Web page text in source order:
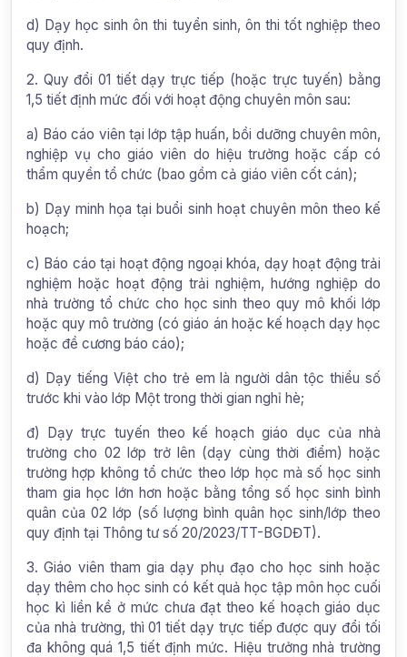
d) Dạy học sinh ôn thi tuyển sinh, ôn thi tốt nghiệp theo
quy định.
2. Quy đổi 01 tiết dạy trực tiếp (hoặc trực tuyến) bằng
1,5 tiết định mức đối với hoạt động chuyên môn sau:
a) Báo cáo viên tại lớp tập huấn, bồi dưỡng chuyên môn,
nghiệp vụ cho giáo viên do hiệu trưởng hoặc cấp có
thẩm quyền tổ chức (bao gồm cả giáo viên cốt cán);
b) Dạy minh họa tại buổi sinh hoạt chuyên môn theo kế
hoạch;
c) Báo cáo tại hoạt động ngoại khóa, dạy hoạt động trải
nghiệm hoặc hoạt động trải nghiệm, hướng nghiệp do
nhà trường tổ chức cho học sinh theo quy mô khối lớp
hoặc quy mô trường (có giáo án hoặc kế hoạch dạy học
hoặc đề cương báo cáo);
d) Dạy tiếng Việt cho trẻ em là người dân tộc thiểu số
trước khi vào lớp Một trong thời gian nghỉ hè;
đ) Dạy trực tuyến theo kế hoạch giáo dục của nhà
trường cho 02 lớp trở lên (dạy cùng thời điểm) hoặc
trường hợp không tổ chức theo lớp học mà số học sinh
tham gia học lớn hơn hoặc bằng tổng số học sinh bình
quân của 02 lớp (số lượng bình quân học sinh/lớp theo
quy định tại Thông tư số 20/2023/TT-BGDĐT).
3. Giáo viên tham gia dạy phụ đạo cho học sinh hoặc
dạy thêm cho học sinh có kết quả học tập môn học cuối
học kì liền kề ở mức chưa đạt theo kế hoạch giáo dục
của nhà trường, thì 01 tiết dạy trực tiếp được quy đổi tối
đa không quá 1,5 tiết định mức. Hiệu trưởng nhà trường